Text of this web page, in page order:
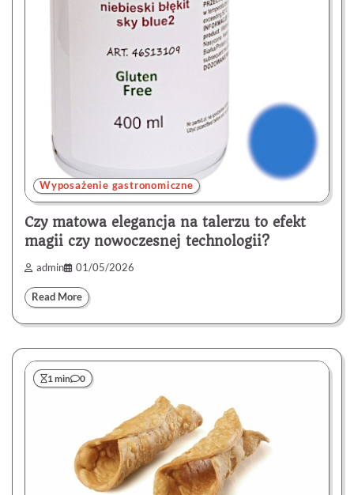
Wyposażenie gastronomiczne
Czy matowa elegancja na talerzu to efekt
magii czy nowoczesnej technologii?
admin 01/05/2026
Read More
1 min 0